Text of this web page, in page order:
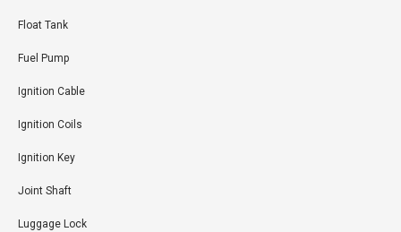
Float Tank
Fuel Pump
Ignition Cable
Ignition Coils
Ignition Key
Joint Shaft
Luggage Lock